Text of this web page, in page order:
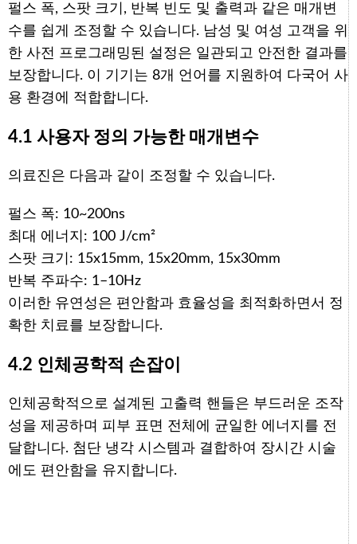
펄스 폭, 스팟 크기, 반복 빈도 및 출력과 같은 매개변
수를 쉽게 조정할 수 있습니다. 남성 및 여성 고객을 위
한 사전 프로그래밍된 설정은 일관되고 안전한 결과를
보장합니다. 이 기기는 8개 언어를 지원하여 다국어 사
용 환경에 적합합니다.
4.1 사용자 정의 가능한 매개변수
의료진은 다음과 같이 조정할 수 있습니다.
펄스 폭: 10~200ns
최대 에너지: 100 J/cm²
스팟 크기: 15x15mm, 15x20mm, 15x30mm
반복 주파수: 1–10Hz
이러한 유연성은 편안함과 효율성을 최적화하면서 정
확한 치료를 보장합니다.
4.2 인체공학적 손잡이
인체공학적으로 설계된 고출력 핸들은 부드러운 조작
성을 제공하며 피부 표면 전체에 균일한 에너지를 전
달합니다. 첨단 냉각 시스템과 결합하여 장시간 시술
에도 편안함을 유지합니다.